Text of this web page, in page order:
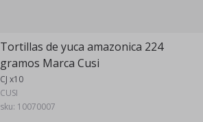
Tortillas de yuca amazonica 224
gramos Marca Cusi
CJ x10
CUSI
sku: 10070007